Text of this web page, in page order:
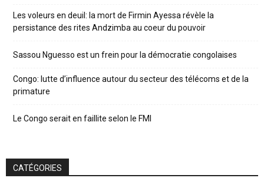
Les voleurs en deuil: la mort de Firmin Ayessa révèle la
persistance des rites Andzimba au coeur du pouvoir
Sassou Nguesso est un frein pour la démocratie congolaises
Congo: lutte d’influence autour du secteur des télécoms et de la
primature
Le Congo serait en faillite selon le FMI
CATÉGORIES